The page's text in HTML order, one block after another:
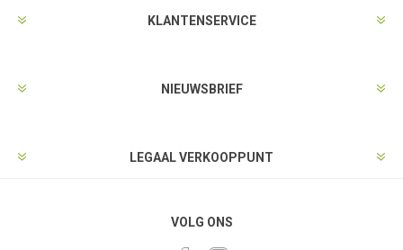
KLANTENSERVICE
NIEUWSBRIEF
LEGAAL VERKOOPPUNT
VOLG ONS